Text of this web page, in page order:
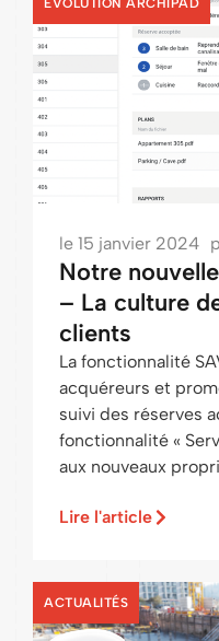
EVOLUTION ARCHIPAD
le 15 janvier 2024
Notre
– La culture
clients
La fonctionnalité
acquéreurs et
suivi des réserves
fonctionnalité «
aux nouveaux
Lire l'article
ACTUALITÉS